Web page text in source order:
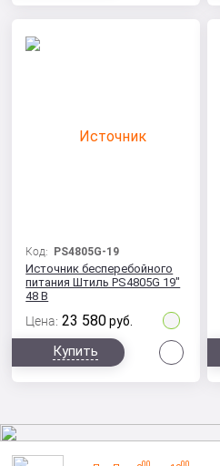
Код: PS4805G-19
Источник бесперебойного
питания Штиль PS4805G 19"
48 В
Цена: 23 580 руб.
Купить